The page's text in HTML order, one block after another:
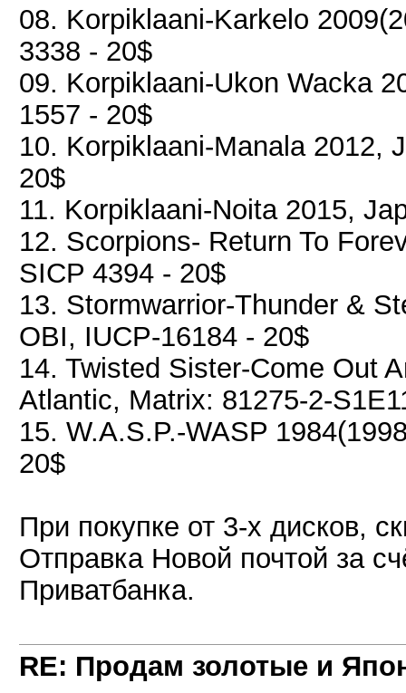
08. Korpiklaani-Karkelo
3338 - 20$
09. Korpiklaani-Ukon Wacka
1557 - 20$
10. Korpiklaani-Manala 2012,
20$
11. Korpiklaani-Noita 2015,
12. Scorpions- Return To
SICP 4394 - 20$
13. Stormwarrior-Thunder &
OBI, IUCP-16184 - 20$
14. Twisted Sister-Come Out
Atlantic, Matrix: 81275-2-
15. W.A.S.P.-WASP
20$
При покупке от 3-х дисков,
Отправка Новой почтой за
Приватбанка.
RE: Продам золотые и